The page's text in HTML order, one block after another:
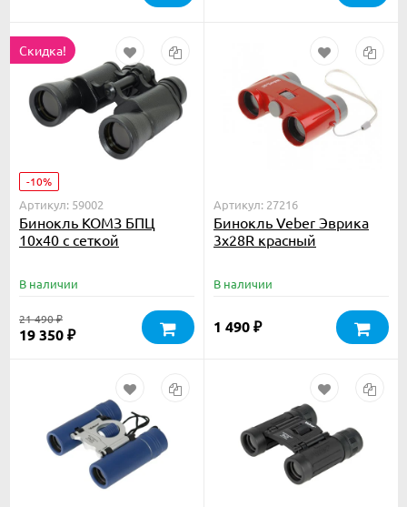
Скидка!
-10%
Артикул: 59002
Бинокль КОМЗ БПЦ
10x40 с сеткой
В наличии
21 490₽
19 350 ₽
Артикул: 27216
Бинокль Veber Эврика
3х28R красный
В наличии
1 490 ₽